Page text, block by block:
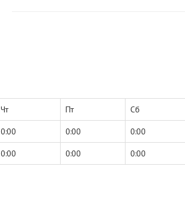
Чт Пт Сб
0:00 0:00 0:00
0:00 0:00 0:00